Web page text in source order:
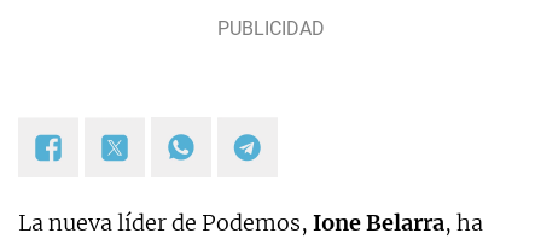
La nueva líder de Podemos, Ione Belarra, ha